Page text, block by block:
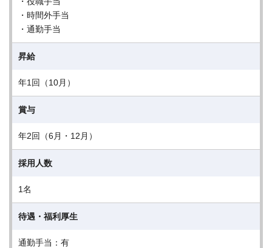
・時間外手当
・通勤手当
昇給
年1回（10月）
賞与
年2回（6月・12月）
採用人数
1名
待遇・福利厚生
通勤手当：有